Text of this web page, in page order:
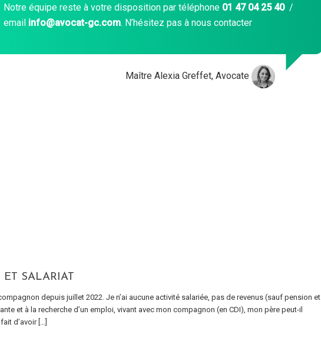
Notre équipe reste à votre disposition par téléphone 01 47 04 25 40 /
email info@avocat-gc.com. N’hésitez pas à nous contacter
Maître Alexia Greffet, Avocate
SALARIAT
depuis juillet 2022. Je n’ai aucune activité salariée, pas de revenus (sauf pension et
et à la recherche d’un emploi, vivant avec mon compagnon (en CDI), mon père peut-il
d’avoir […]